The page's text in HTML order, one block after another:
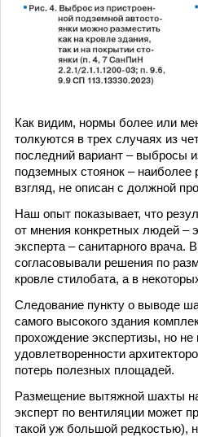
Как видим, нормы более или
толкуются в трех случаях из
последний вариант – выбросы
подземных стоянок – наиболее
взгляд, не описан с должной
Наш опыт показывает, что
от мнения конкретных людей –
эксперта – санитарного врача.
согласовывали решения по
кровле стилобата, а в
Следование пункту о выводе
самого высокого здания
прохождение экспертизы, но не
удовлетворенности
потерь полезных площадей.
Размещение вытяжной шахты
эксперт по вентиляции может
такой уж большой редкостью),